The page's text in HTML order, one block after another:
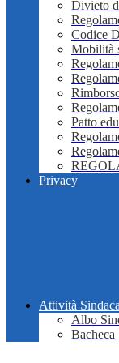
Divieto
Codice
Mobilità
Patto
Privacy
Attività
Albo
Bacheca